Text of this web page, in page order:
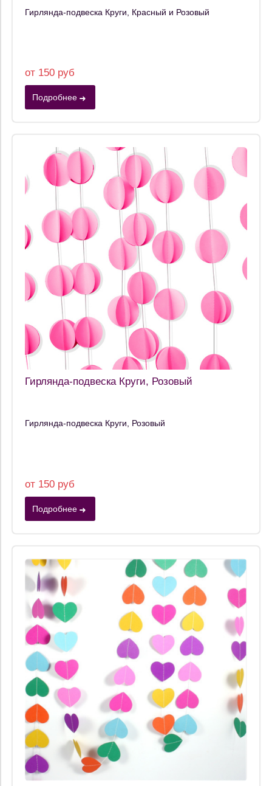
Гирлянда-подвеска Круги, Красный и Розовый
от 150 руб
Подробнее
Гирлянда-подвеска Круги, Розовый
Гирлянда-подвеска Круги, Розовый
от 150 руб
Подробнее